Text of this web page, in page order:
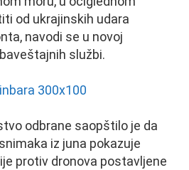
od ukrajinskih udara
navodi se u novoj
službi.
odbrane saopštilo je da
iz juna pokazuje
protiv dronova postavljene